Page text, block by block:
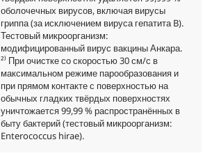
оболочечных вирусов, включая вирусы
гриппа (за исключением вируса гепатита B).
Тестовый микроорганизм:
модифицированный вирус вакцины Анкара.
²⁾ При очистке со скоростью 30 см/с в
максимальном режиме парообразования и
при прямом контакте с поверхностью на
обычных гладких твёрдых поверхностях
уничтожается 99,99 % распространённых в
быту бактерий (тестовый микроорганизм:
Enterococcus hirae).